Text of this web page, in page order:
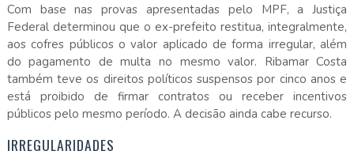
Com base nas provas apresentadas pelo MPF, a Justiça
Federal determinou que o ex-prefeito restitua, integralmente,
aos cofres públicos o valor aplicado de forma irregular, além
do pagamento de multa no mesmo valor. Ribamar Costa
também teve os direitos políticos suspensos por cinco anos e
está proibido de firmar contratos ou receber incentivos
públicos pelo mesmo período. A decisão ainda cabe recurso.
IRREGULARIDADES